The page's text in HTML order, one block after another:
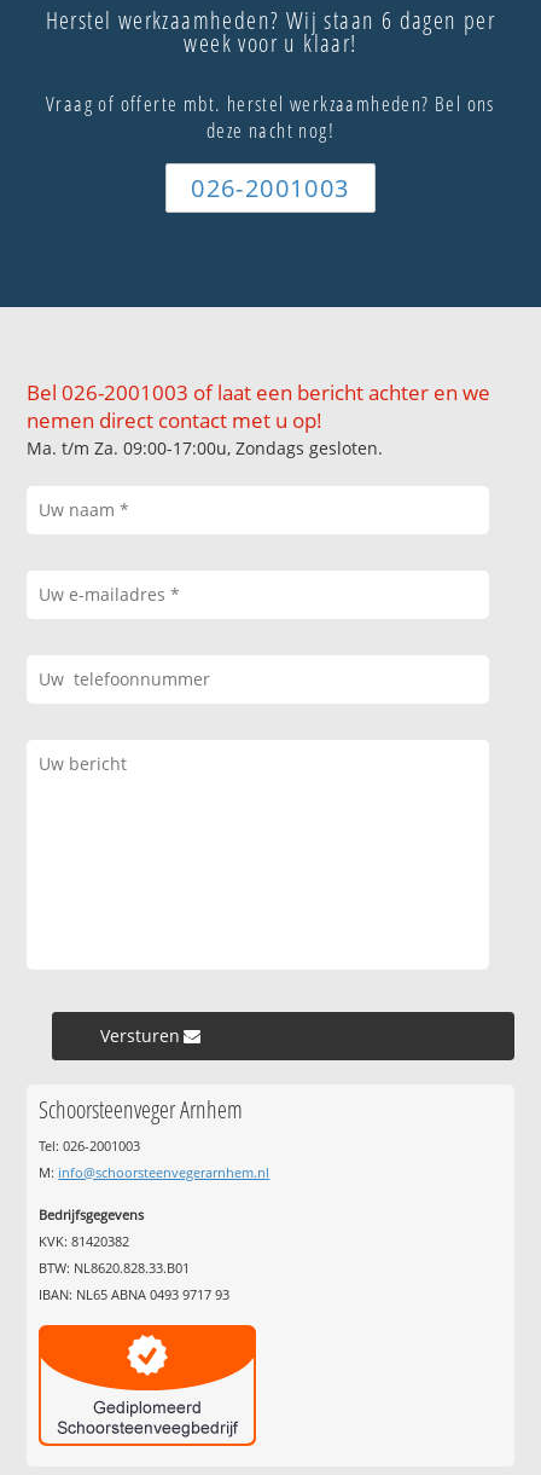
Herstel werkzaamheden? Wij staan 6 dagen per
week voor u klaar!
Vraag of offerte mbt. herstel werkzaamheden? Bel ons
deze nacht nog!
026-2001003
Bel 026-2001003 of laat een bericht achter en we
nemen direct contact met u op!
Ma. t/m Za. 09:00-17:00u, Zondags gesloten.
Versturen »
Schoorsteenveger Arnhem
Tel: 026-2001003
M: info@schoorsteenvegerarnhem.nl
Bedrijfsgegevens
KVK: 81420382
BTW: NL8620.828.33.B01
IBAN: NL65 ABNA 0493 9717 93